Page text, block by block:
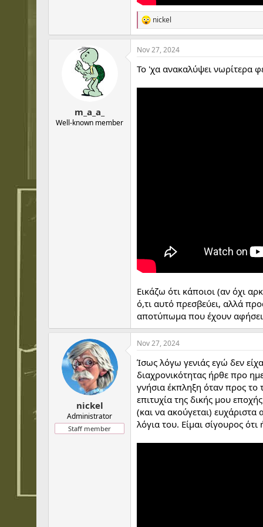
R
e
a
c
i
n
nickel
m_a_a_
Well-known member
Nov 27, 2024
Το 'χα ανακαλύψει νωρίτερα
Εικάζω ότι κάποιοι (αν όχι
ό,τι αυτό πρεσβεύει, αλλά
αποτύπωμα που έχουν
nickel
Administrator
Staff member
Nov 27, 2024
Ίσως λόγω γενιάς εγώ δεν
διαχρονικότητας ήρθε προ
γνήσια έκπληξη όταν προς το
επιτυχία της δικής μου
(και να ακούγεται)
λόγια του. Είμαι σίγουρος